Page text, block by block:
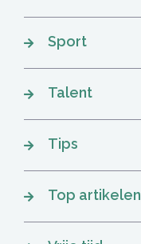
Sport
Talent
Tips
Top artikelen